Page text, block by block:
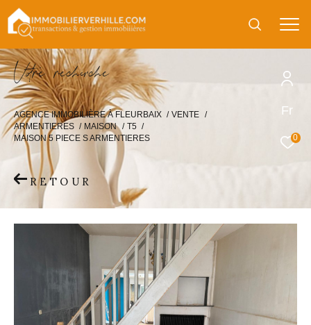
Fr
0
Vore recece
AGENCE IMMOBILIÈRE À FLEURBAIX
VENTE
ARMENTIERES
MAISON
T5
MAISON 5 PIECE S ARMENTIERES
RETOUR